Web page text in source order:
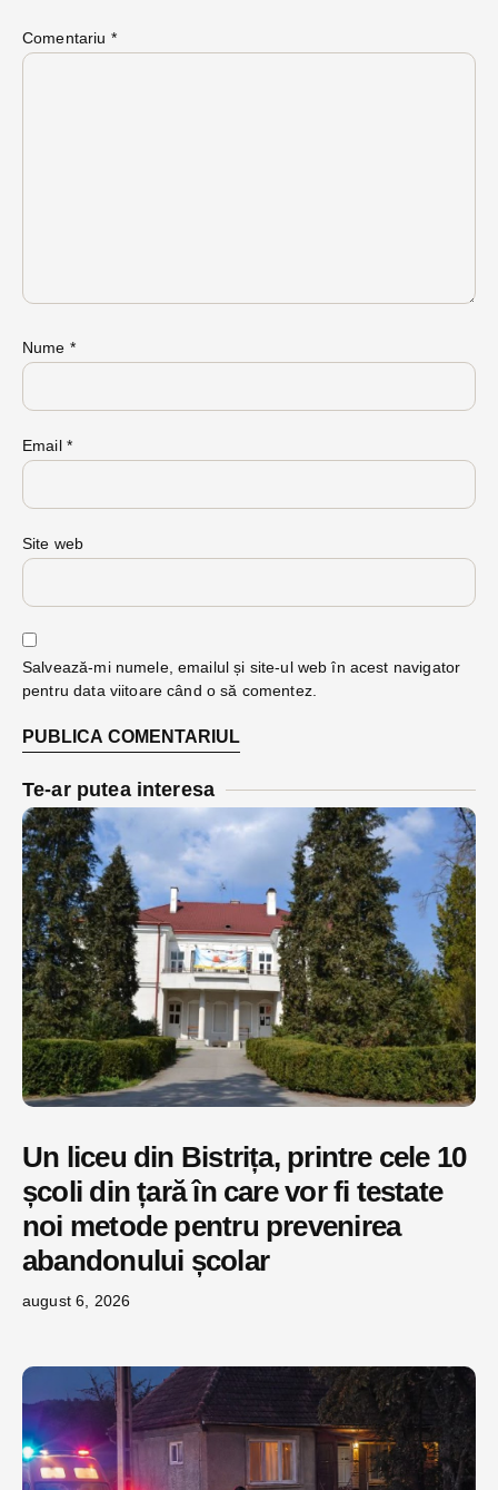
Comentariu *
Nume *
Email *
Site web
Salvează-mi numele, emailul și site-ul web în acest navigator
pentru data viitoare când o să comentez.
Te-ar putea interesa
Un liceu din Bistrița, printre cele 10
școli din țară în care vor fi testate
noi metode pentru prevenirea
abandonului școlar
august 6, 2026